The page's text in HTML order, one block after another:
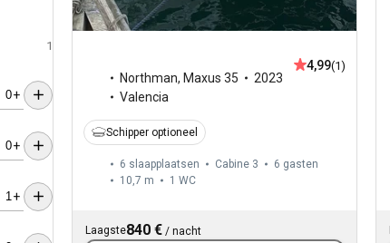
1
+
+
+
Northman, Maxus 35
2023
Valencia
4,99(1)
Schipper optioneel
6 slaapplaatsen Cabine 3
6 gasten
10,7 m
1 WC
Laagste840 € / nacht